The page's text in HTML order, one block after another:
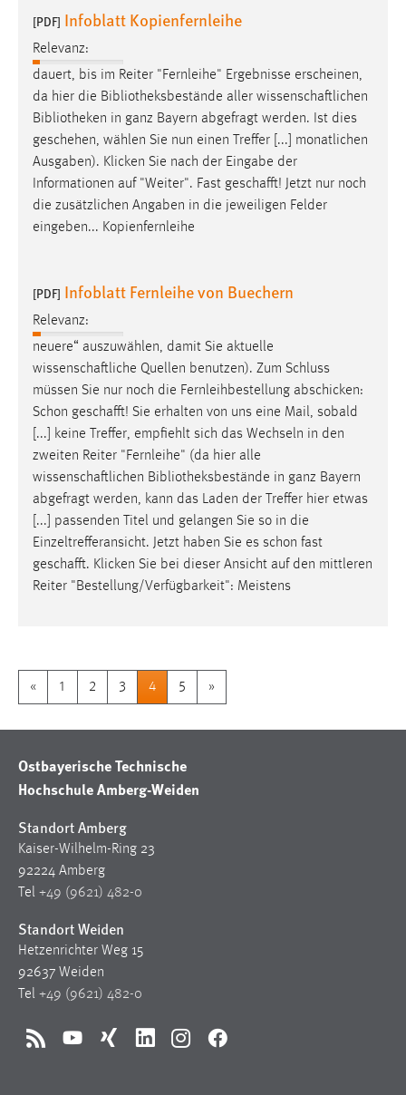
[PDF] Infoblatt Kopienfernleihe
Relevanz:
dauert, bis im Reiter "Fernleihe" Ergebnisse erscheinen,
da hier die Bibliotheksbestände aller wissenschaftlichen
Bibliotheken in ganz Bayern abgefragt werden. Ist dies
geschehen, wählen Sie nun einen Treffer [...] monatlichen
Ausgaben). Klicken Sie nach der Eingabe der
Informationen auf "Weiter". Fast geschafft! Jetzt nur noch
die zusätzlichen Angaben in die jeweiligen Felder
eingeben... Kopienfernleihe
[PDF] Infoblatt Fernleihe von Buechern
Relevanz:
neuere“ auszuwählen, damit Sie aktuelle
wissenschaftliche Quellen benutzen). Zum Schluss
müssen Sie nur noch die Fernleihbestellung abschicken:
Schon geschafft! Sie erhalten von uns eine Mail, sobald
[...] keine Treffer, empfiehlt sich das Wechseln in den
zweiten Reiter "Fernleihe" (da hier alle
wissenschaftlichen Bibliotheksbestände in ganz Bayern
abgefragt werden, kann das Laden der Treffer hier etwas
[...] passenden Titel und gelangen Sie so in die
Einzeltrefferansicht. Jetzt haben Sie es schon fast
geschafft. Klicken Sie bei dieser Ansicht auf den mittleren
Reiter "Bestellung/Verfügbarkeit": Meistens
« 1 2 3 4 5 »
Ostbayerische Technische
Hochschule Amberg-Weiden
Standort Amberg
Kaiser-Wilhelm-Ring 23
92224 Amberg
Tel +49 (9621) 482-0
Standort Weiden
Hetzenrichter Weg 15
92637 Weiden
Tel +49 (9621) 482-0
RSS YouTubeXing LinkedInInstagramFacebook